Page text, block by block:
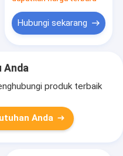
Hubungi sekarang
Anda
produk terbaik
Anda